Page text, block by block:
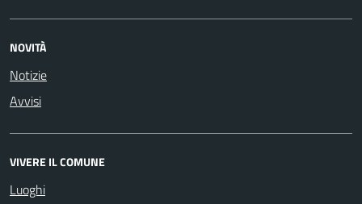
NOVITÀ
Notizie
Avvisi
VIVERE IL COMUNE
Luoghi